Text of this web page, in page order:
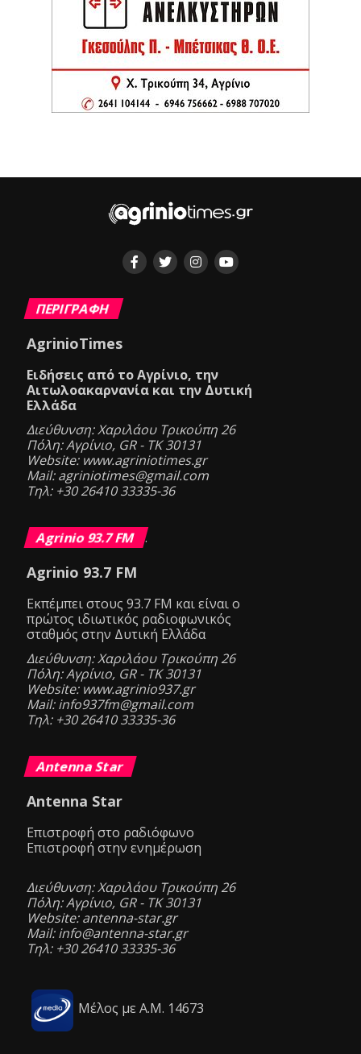
ΠΕΡΙΓΡΑΦΗ
AgrinioTimes
Ειδήσεις από το Αγρίνιο, την
Αιτωλοακαρνανία και την Δυτική
Ελλάδα
Διεύθυνση: Χαριλάου Τρικούπη 26
Πόλη: Αγρίνιο, GR - ΤΚ 30131
Website: www.agriniotimes.gr
Mail: agriniotimes@gmail.com
Τηλ: +30 26410 33335-36
Agrinio 93.7 FM .
Agrinio 93.7 FM
Eκπέμπει στους 93.7 FM και είναι ο
πρώτος ιδιωτικός ραδιοφωνικός
σταθμός στην Δυτική Ελλάδα
Διεύθυνση: Χαριλάου Τρικούπη 26
Πόλη: Αγρίνιο, GR - ΤΚ 30131
Website: www.agrinio937.gr
Mail: info937fm@gmail.com
Τηλ: +30 26410 33335-36
Antenna Star
Antenna Star
Επιστροφή στο ραδιόφωνο
Επιστροφή στην ενημέρωση
Διεύθυνση: Χαριλάου Τρικούπη 26
Πόλη: Αγρίνιο, GR - ΤΚ 30131
Website: antenna-star.gr
Mail: info@antenna-star.gr
Τηλ: +30 26410 33335-36
Μέλος με Α.Μ. 14673